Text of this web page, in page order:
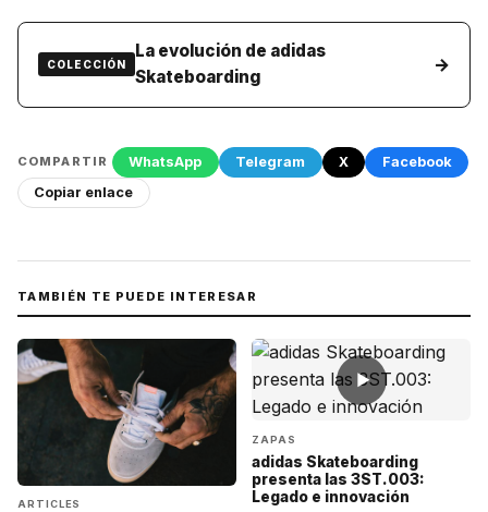
COLECCIÓN
La evolución de adidas
Skateboarding
→
COMPARTIR WhatsApp Telegram X
Facebook
Copiar enlace
TAMBIÉN TE PUEDE INTERESAR
ARTICLES
▶
ZAPAS
adidas Skateboarding
presenta las 3ST.003:
Legado e innovación